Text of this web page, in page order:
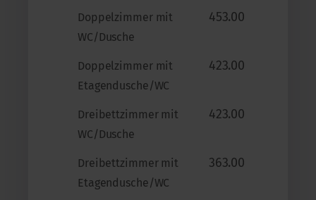
Doppelzimmer mit
WC/Dusche
453.00
Doppelzimmer mit
Etagendusche/WC
423.00
Dreibettzimmer mit
WC/Dusche
423.00
Dreibettzimmer mit
Etagendusche/WC
363.00